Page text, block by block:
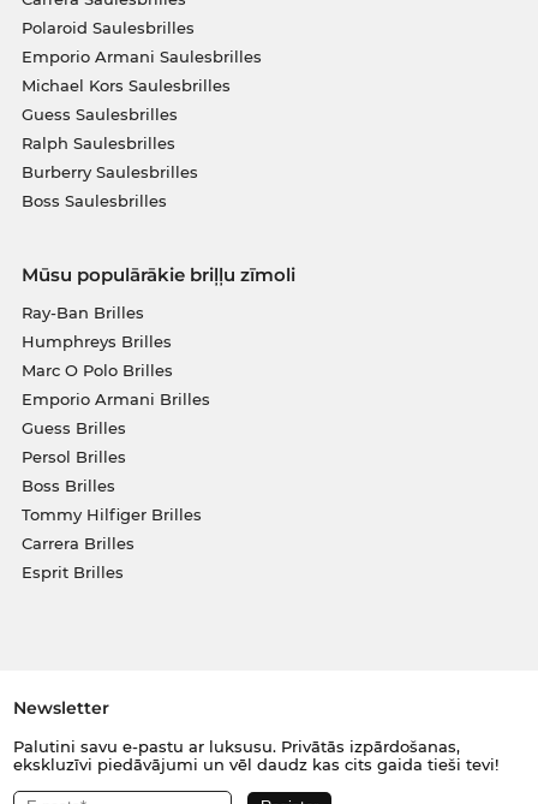
Polaroid Saulesbrilles
Emporio Armani Saulesbrilles
Michael Kors Saulesbrilles
Guess Saulesbrilles
Ralph Saulesbrilles
Burberry Saulesbrilles
Boss Saulesbrilles
Mūsu populārākie briļļu zīmoli
Ray-Ban Brilles
Humphreys Brilles
Marc O Polo Brilles
Emporio Armani Brilles
Guess Brilles
Persol Brilles
Boss Brilles
Tommy Hilfiger Brilles
Carrera Brilles
Esprit Brilles
Newsletter
Palutini savu e-pastu ar luksusu. Privātās izpārdošanas,
ekskluzīvi piedāvājumi un vēl daudz kas cits gaida tieši tevi!